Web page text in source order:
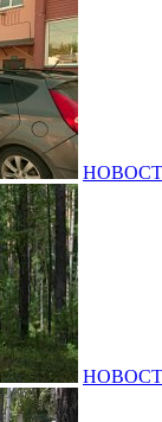
НОВОСТИ
НОВОСТИ